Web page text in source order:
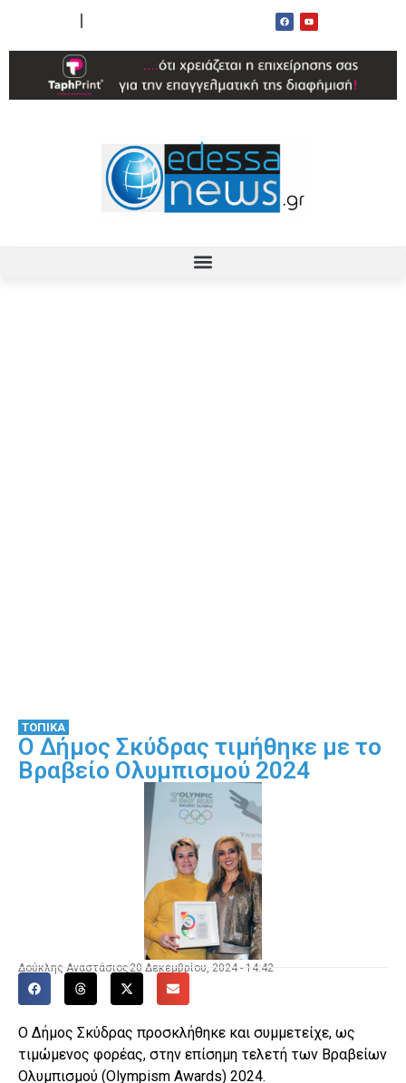
ΤΟΠΙΚΑ
Ο Δήμος Σκύδρας τιμήθηκε με το
Βραβείο Ολυμπισμού 2024
Δούκλης Αναστάσιος 20 Δεκεμβρίου, 2024 - 14:42
Ο Δήμος Σκύδρας προσκλήθηκε και συμμετείχε, ως
τιμώμενος φορέας, στην επίσημη τελετή των Βραβείων
Ολυμπισμού (Olympism Awards) 2024.